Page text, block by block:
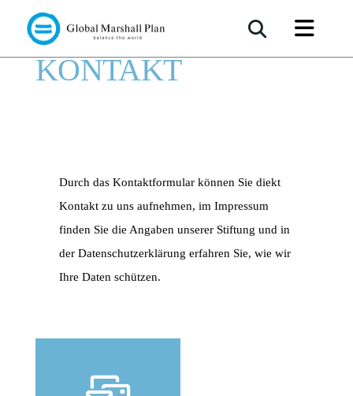
KONTAKT
Durch das Kontaktformular können Sie diekt
Kontakt zu uns aufnehmen, im Impressum
finden Sie die Angaben unserer Stiftung und in
der Datenschutzerklärung erfahren Sie, wie wir
Ihre Daten schützen.